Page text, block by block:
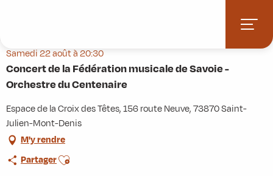
principal
Concert de la Fédération musicale de Savoie - Orchestre du Centenaire
Samedi 22 août à 20:30
Concert de la Fédération musicale de Savoie -
Orchestre du Centenaire
Espace de la Croix des Têtes, 156 route Neuve, 73870 Saint-
Julien-Mont-Denis
M'y rendre
PartagerAjouter aux favoris